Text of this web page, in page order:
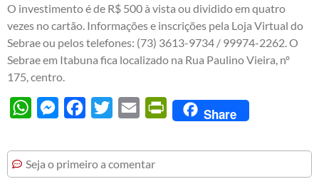
O investimento é de R$ 500 à vista ou dividido em quatro
vezes no cartão. Informações e inscrições pela Loja Virtual do
Sebrae ou pelos telefones: (73) 3613-9734 / 99974-2262. O
Sebrae em Itabuna fica localizado na Rua Paulino Vieira, nº
175, centro.
WhatsAppMessengerFacebook
Twitter Email PrintFriendly
Share
Seja o primeiro a comentar